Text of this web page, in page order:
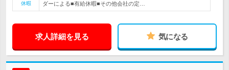
休暇
ダーによる■有給休暇■その他会社の定…
求人詳細を見る 気になる